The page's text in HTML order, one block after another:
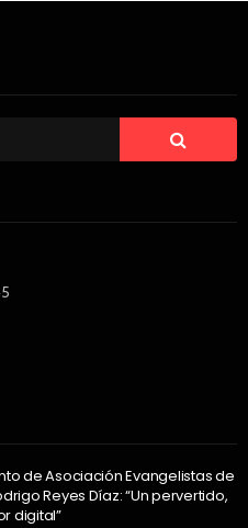
de Asociación Evangelistas de
Reyes Díaz: “Un pervertido,
digital”